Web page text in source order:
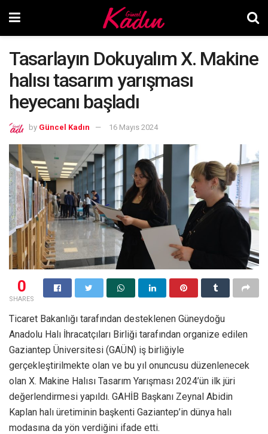
Tasarlayın Dokuyalım X. Makine
halısı tasarım yarışması
heyecanı başladı
by Güncel Kadın 16 Mayıs 2024
0
SHARES
Ticaret Bakanlığı tarafından desteklenen Güneydoğu
Anadolu Halı İhracatçıları Birliği tarafından organize edilen
Gaziantep Üniversitesi (GAÜN) iş birliğiyle
gerçekleştirilmekte olan ve bu yıl onuncusu düzenlenecek
olan X. Makine Halısı Tasarım Yarışması 2024’ün ilk jüri
değerlendirmesi yapıldı. GAHİB Başkanı Zeynal Abidin
Kaplan halı üretiminin başkenti Gaziantep’in dünya halı
modasına da yön verdiğini ifade etti.